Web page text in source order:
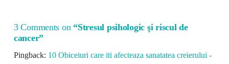
3 Comments on “Stresul psihologic şi riscul de
cancer”
Pingback: 10 Obiceiuri care iti afecteaza sanatatea creierului -